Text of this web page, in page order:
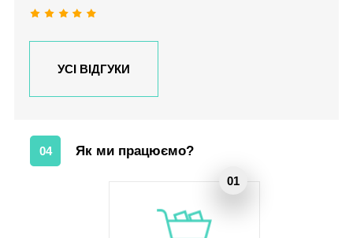
УСІ ВІДГУКИ
04 Як ми працюємо?